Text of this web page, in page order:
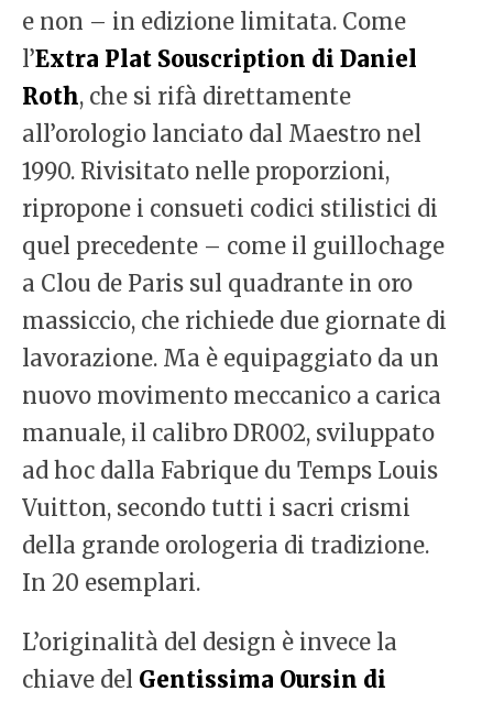
e non – in edizione limitata. Come
l’Extra Plat Souscription di Daniel
Roth, che si rifà direttamente
all’orologio lanciato dal Maestro nel
1990. Rivisitato nelle proporzioni,
ripropone i consueti codici stilistici di
quel precedente – come il guillochage
a Clou de Paris sul quadrante in oro
massiccio, che richiede due giornate di
lavorazione. Ma è equipaggiato da un
nuovo movimento meccanico a carica
manuale, il calibro DR002, sviluppato
ad hoc dalla Fabrique du Temps Louis
Vuitton, secondo tutti i sacri crismi
della grande orologeria di tradizione.
In 20 esemplari.
L’originalità del design è invece la
chiave del Gentissima Oursin di